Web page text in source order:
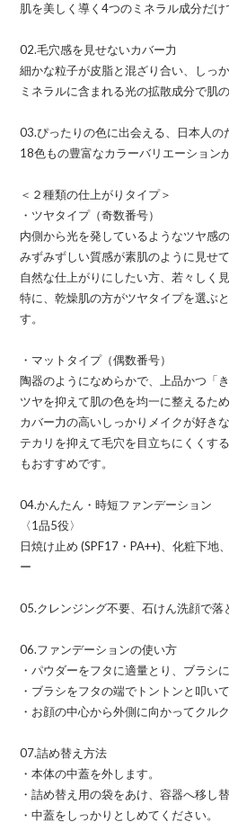
肌を美しく導く4つのミネラル成分だけ
02.毛穴感を見せないカバー力
細かな粒子が皮脂と混ざり合い、しっか
ミネラルに含まれる光の拡散成分で肌
03.ぴったりの色に出会える、日本人の
18色もの豊富なカラーバリエーション
＜２種類の仕上がりタイプ＞
・ツヤタイプ（奇数番号）
内側から光を発しているようなツヤ感
みずみずしい質感が素肌のように見せ
自然な仕上がりにしたい方、若々しく
特に、乾燥肌の方がツヤタイプを選ぶ
す。
・マットタイプ（偶数番号）
陶器のようになめらかで、上品かつ「
ツヤを抑えて肌の色を均一に整えるた
カバー力の高いしっかりメイクが好き
テカリを抑えて毛穴を目立ちにくくす
もおすすめです。
04.かんたん・時短ファンデーション
〈1品5役〉
日焼け止め (SPF17・PA++)、化粧下
ー
05.クレンジング不要、石けん洗顔で落
06.ファンデーションの使い方
・パウダーをフタに適量とり、ブラシ
・ブラシをフタの端でトントンと叩い
・お顔の中心から外側に向かってクル
07.詰め替え方法
・本体の中蓋を外します。
・詰め替え用の袋をあけ、容器へ移し
・中蓋をしっかりとしめてください。